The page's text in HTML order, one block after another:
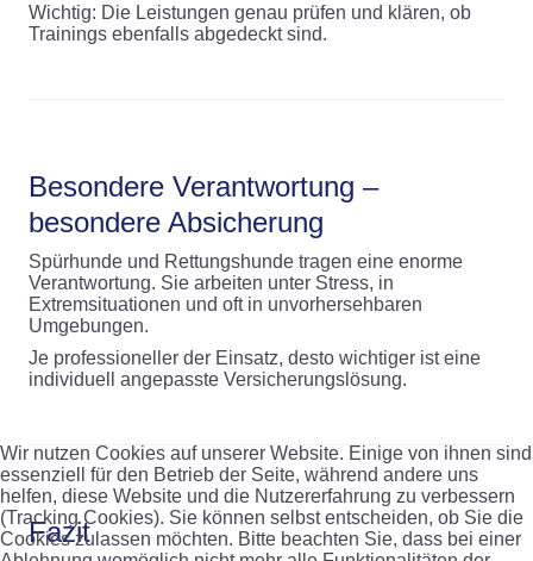
Wichtig: Die Leistungen genau prüfen und klären, ob
Trainings ebenfalls abgedeckt sind.
Besondere Verantwortung –
besondere Absicherung
Spürhunde und Rettungshunde tragen eine enorme
Verantwortung. Sie arbeiten unter Stress, in
Extremsituationen und oft in unvorhersehbaren
Umgebungen.
Je professioneller der Einsatz, desto wichtiger ist eine
individuell angepasste Versicherungslösung.
Fazit
Wir nutzen Cookies auf unserer Website. Einige von ihnen sind
essenziell für den Betrieb der Seite, während andere uns
helfen, diese Website und die Nutzererfahrung zu verbessern
(Tracking Cookies). Sie können selbst entscheiden, ob Sie die
Cookies zulassen möchten. Bitte beachten Sie, dass bei einer